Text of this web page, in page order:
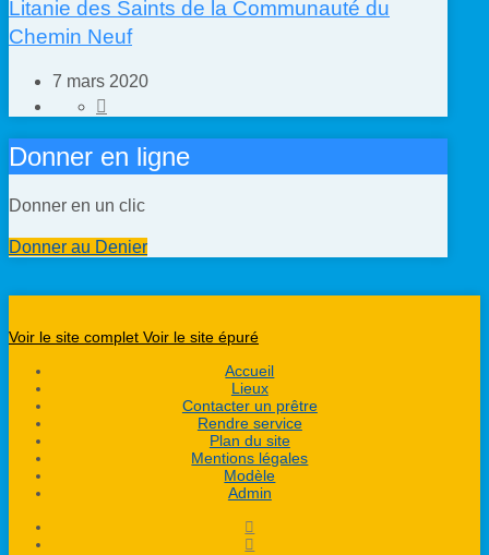
Litanie des Saints de la Communauté du
Chemin Neuf
7 mars 2020
Donner en ligne
Donner en un clic
Donner au Denier
Voir le site complet Voir le site épuré
Accueil
Lieux
Contacter un prêtre
Rendre service
Plan du site
Mentions légales
Modèle
Admin